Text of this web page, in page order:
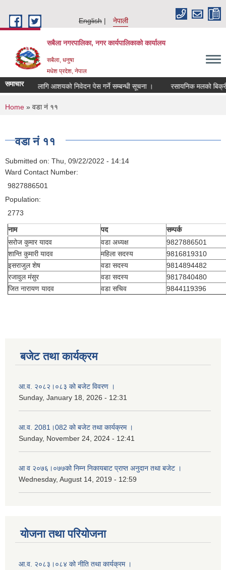
English
नेपाली
सबैला नगरपालिका, नगर कार्यपालिकाको कार्यालय
सबैला, धनुषा
मधेश प्रदेश, नेपाल
समाचार लागि आशयको निवेदन पेस गर्ने सम्बन्धी सूचना । रसायनिक मलको बिक्री
You are here
Home » वडा नं ११
वडा नं ११
Submitted on: Thu, 09/22/2022 - 14:14
Ward Contact Number:
9827886501
Population:
2773
नाम पद
सम्पर्क
सरोज कुमार यादव
वडा अध्यक्ष
9827886501
शान्ति कुमारी यादव
महिला सदस्य
9816819310
इसराजुल शेष
वडा सदस्य
9814894482
रजावुल मंसुर
वडा सदस्य
9817840480
जित नारायण यादव
वडा सचिव 9844119396
बजेट तथा कार्यक्रम
आ.व. २०८२।०८३ को बजेट विवरण ।
Sunday, January 18, 2026 - 12:31
आ.व. 2081।082 को बजेट तथा कार्यक्रम ।
Sunday, November 24, 2024 - 12:41
आ‌ व २०७६।०७७को निम्न निकायबाट प्राप्त अनुदान तथा बजेट ।
Wednesday, August 14, 2019 - 12:59
योजना तथा परियोजना
आ.व. २०८३।०८४ को नीति तथा कार्यक्रम ।